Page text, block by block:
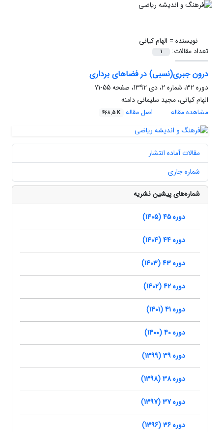
نویسنده = الهام کیانی
تعداد مقالات:
1
درون جبری(نسبی) در فضاهای برداری
دوره 32، شماره 2، دی 1392، صفحه
55-71
الهام کیانی، مجید سلیمانی دامنه
مشاهده مقاله
اصل مقاله 468.5 K
مقالات آماده انتشار
شماره جاری
شماره‌های پیشین نشریه
دوره 45 (1405)
دوره 44 (1404)
دوره 43 (1403)
دوره 42 (1402)
دوره 41 (1401)
دوره 40 (1400)
دوره 39 (1399)
دوره 38 (1398)
دوره 37 (1397)
دوره 36 (1396)